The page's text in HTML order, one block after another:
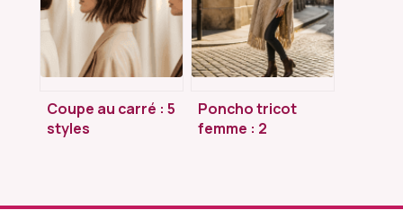
Coupe au carré : 5
styles
Poncho tricot
femme : 2
professionnel